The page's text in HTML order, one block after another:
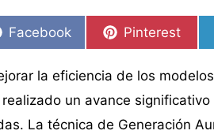
en
Facebook
en
Pinterest
la eficiencia de los
un avance
La técnica de Generación
en
en